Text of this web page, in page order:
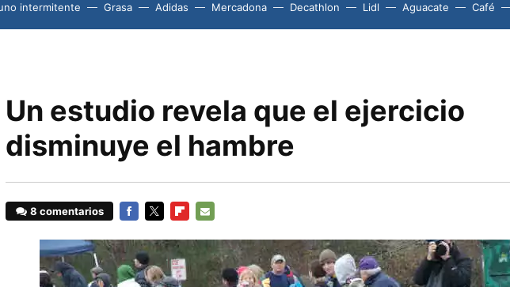
intermitente Grasa Adidas Mercadona Decathlon Lidl Aguacate Café
Un estudio revela que el ejercicio
disminuye el hambre
8 comentarios